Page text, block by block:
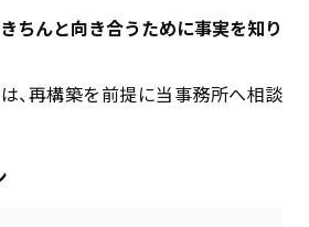
きちんと向き合うために事実を知り
、再構築を前提に当事務所へ相談